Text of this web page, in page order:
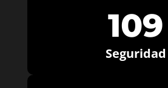
109
Seguridad